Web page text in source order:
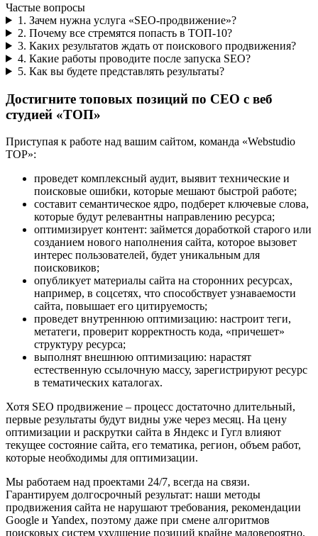
Частые вопросы
1. Зачем нужна услуга «SEO-продвижение»?
2. Почему все стремятся попасть в ТОП-10?
3. Каких результатов ждать от поискового продвижения?
4. Какие работы проводите после запуска SEO?
5. Как вы будете представлять результаты?
Достигните топовых позиций по СЕО с веб
студией «ТОП»
Приступая к работе над вашим сайтом, команда «Webstudio
TOP»:
проведет комплексный аудит, выявит технические и
поисковые ошибки, которые мешают быстрой работе;
составит семантическое ядро, подберет ключевые слова,
которые будут релевантны направлению ресурса;
оптимизирует контент: займется доработкой старого или
созданием нового наполнения сайта, которое вызовет
интерес пользователей, будет уникальным для
поисковиков;
опубликует материалы сайта на сторонних ресурсах,
например, в соцсетях, что способствует узнаваемости
сайта, повышает его цитируемость;
проведет внутреннюю оптимизацию: настроит теги,
метатеги, проверит корректность кода, «причешет»
структуру ресурса;
выполнят внешнюю оптимизацию: нарастят
естественную ссылочную массу, зарегистрируют ресурс
в тематических каталогах.
Хотя SEО продвижение – процесс достаточно длительный,
первые результаты будут видны уже через месяц. На цену
оптимизации и раскрутки сайта в Яндекс и Гугл влияют
текущее состояние сайта, его тематика, регион, объем работ,
которые необходимы для оптимизации.
Мы работаем над проектами 24/7, всегда на связи.
Гарантируем долгосрочный результат: наши методы
продвижения сайта не нарушают требования, рекомендации
Google и Yandex, поэтому даже при смене алгоритмов
поисковых систем ухудшение позиций крайне маловероятно.